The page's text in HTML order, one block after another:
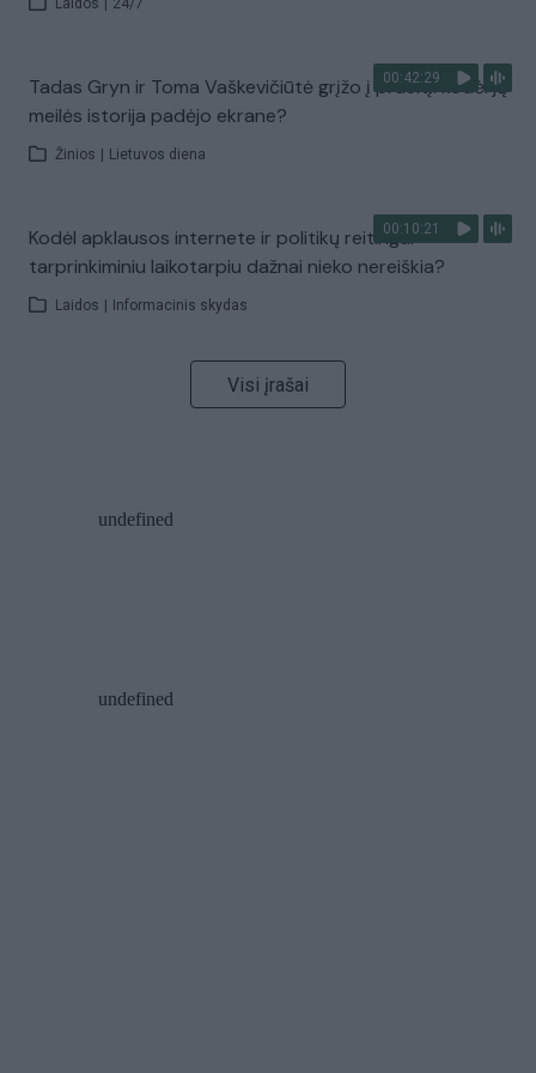
Laidos 24/7
00:42:29
Tadas Gryn ir Toma Vaškevičiūtė grįžo į praeitį: kodėl jų
meilės istorija padėjo ekrane?
Žinios Lietuvos diena
00:10:21
Kodėl apklausos internete ir politikų reitingai
tarprinkiminiu laikotarpiu dažnai nieko nereiškia?
Laidos Informacinis skydas
Visi įrašai